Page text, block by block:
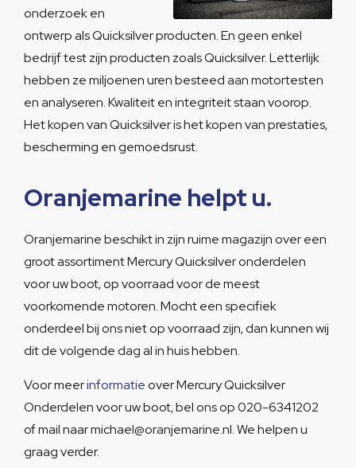
onderzoek en
ontwerp als Quicksilver producten. En geen enkel
bedrijf test zijn producten zoals Quicksilver. Letterlijk
hebben ze miljoenen uren besteed aan motortesten
en analyseren. Kwaliteit en integriteit staan voorop.
Het kopen van Quicksilver is het kopen van prestaties,
bescherming en gemoedsrust.
Oranjemarine helpt u.
Oranjemarine beschikt in zijn ruime magazijn over een
groot assortiment Mercury Quicksilver onderdelen
voor uw boot, op voorraad voor de meest
voorkomende motoren. Mocht een specifiek
onderdeel bij ons niet op voorraad zijn, dan kunnen wij
dit de volgende dag al in huis hebben.
Voor meerinformatieover Mercury Quicksilver
Onderdelen voor uw boot, bel ons op 020-6341202
of mail naar michael@oranjemarine.nl. We helpen u
graag verder.